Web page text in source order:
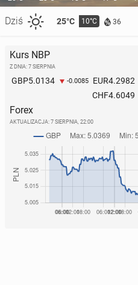
How Poles and Britons
Dziś 25°C 10°C 36
Kurs NBP
Z DNIA: 7 SIERPNIA
GBP5.0134 -0.0085 EUR4.2982
CHF4.6049
Forex
AKTUALIZACJA: 7 SIERPNIA, 22:00